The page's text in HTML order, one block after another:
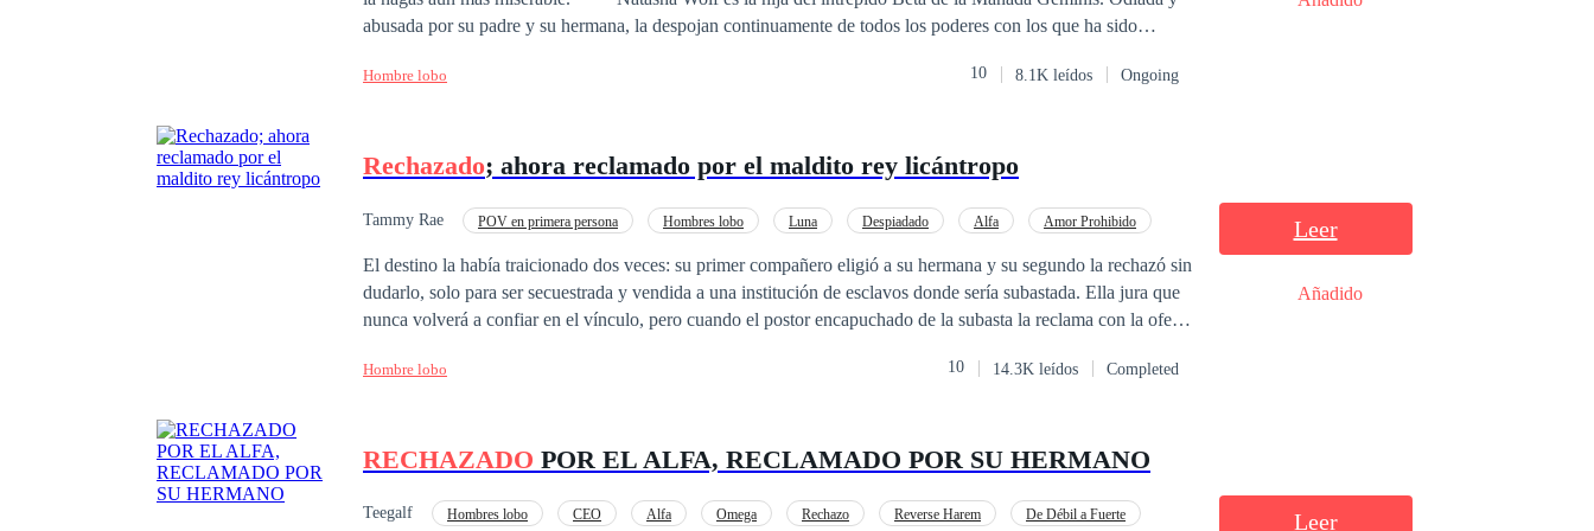
abusada por su padre y su hermana, la despojan continuamente de todos los poderes con los que ha sido
odie a Natasha. Esta vez, Natasha no lo soportará más y decidió contraatacar. *** Dante Steele es el Alfa
forma de una dama abusada y torturada por su familia y su manada, la rescata, pero la odiaba y solo amaría a
Hombre lobo 10 8.1K leídos Ongoing
Rechazado; ahora reclamado por el maldito rey licántropo
Tammy Rae POV en primera persona Hombres lobo Luna Despiadado Alfa
Amor Prohibido
El destino la había traicionado dos veces: su primer compañero eligió a su hermana y su segundo la rechazó sin
dudarlo, solo para ser secuestrada y vendida a una institución de esclavos donde sería subastada. Ella jura que
nunca volverá a confiar en el vínculo, pero cuando el postor encapuchado de la subasta la reclama con la oferta
e intocable. La profecía dice que su compañero vendrá a él encadenado y será él quien la mate. Sin embargo,
entre el miedo y el deseo, Elara debe decidir: ¿Luchará contra el destino o se rendirá al único hombre que
Hombre lobo 10 14.3K leídos Completed
Leer
Añadido
RECHAZADO POR EL ALFA, RECLAMADO POR SU HERMANO
Teegalf Hombres lobo CEO Alfa Omega Rechazo Reverse Harem De Débil a Fuerte Leer